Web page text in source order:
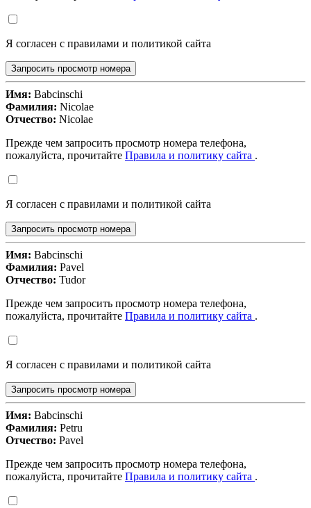
Я согласен с правилами и политикой сайта
Запросить просмотр номера
Имя: Babcinschi
Фамилия: Nicolae
Отчество: Nicolae
Прежде чем запросить просмотр номера телефона,
пожалуйста, прочитайте Правила и политику сайта .
Я согласен с правилами и политикой сайта
Запросить просмотр номера
Имя: Babcinschi
Фамилия: Pavel
Отчество: Tudor
Прежде чем запросить просмотр номера телефона,
пожалуйста, прочитайте Правила и политику сайта .
Я согласен с правилами и политикой сайта
Запросить просмотр номера
Имя: Babcinschi
Фамилия: Petru
Отчество: Pavel
Прежде чем запросить просмотр номера телефона,
пожалуйста, прочитайте Правила и политику сайта .